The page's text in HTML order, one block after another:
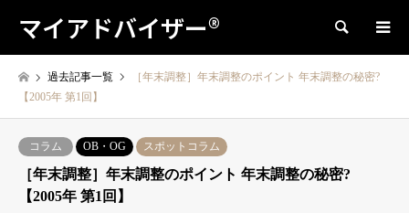
マイアドバイザー® 検索
過去記事一覧
［年末調整］年末調整のポイント 年末調整の秘密?
【2005年 第1回】
コラム OB・OG スポットコラム
［年末調整］年末調整のポイント 年末調整の秘密?
【2005年 第1回】